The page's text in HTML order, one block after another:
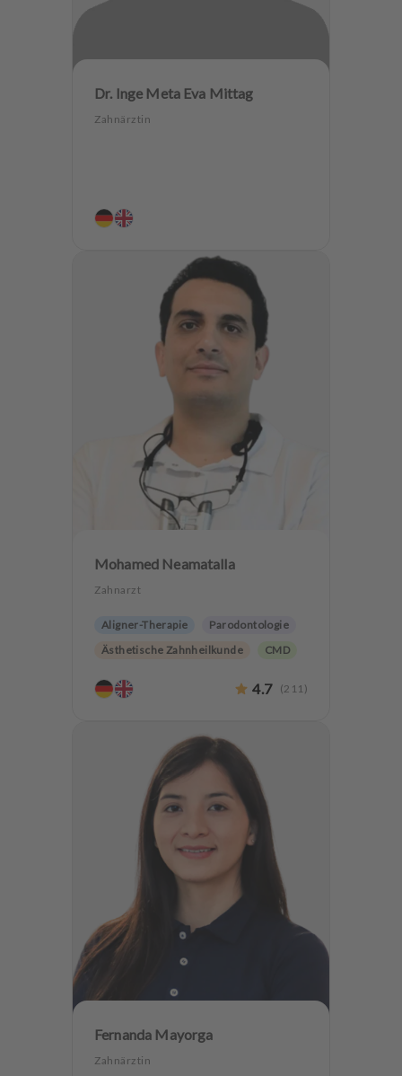
Dr. Inge Meta Eva Mittag
Zahnärztin
Mohamed Neamatalla
Zahnarzt
Aligner-Therapie
Parodontologie
Ästhetische Zahnheilkunde
CMD
4.7 (211 )
Fernanda Mayorga
Zahnärztin